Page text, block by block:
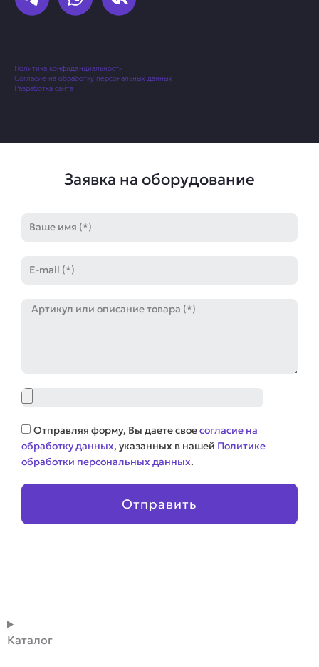
Политика конфиденциальности
Согласие на обработку персональных данных
Разработка сайта
Заявка на оборудование
mail
Артикул
Файл
Соглашение
Отправляя форму, Вы даете своесогласие на
обработку данных, указанных в нашей Политике
обработки персональных данных.
Отправить
Каталог